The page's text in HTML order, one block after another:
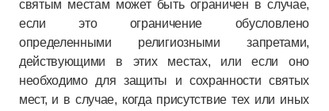
святым местам может быть ограничен в случае,
если это ограничение обусловлено
определенными религиозными запретами,
действующими в этих местах, или если оно
необходимо для защиты и сохранности святых
мест, и в случае, когда присутствие тех или иных